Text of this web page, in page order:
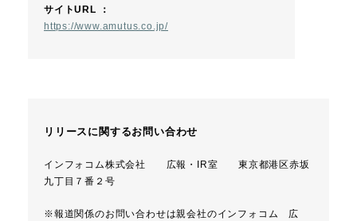
サイトURL ：
https://www.amutus.co.jp/
リリースに関するお問い合わせ
インフォコム株式会社 広報・IR室 東京都港区赤坂
九丁目７番２号
※報道関係のお問い合わせは親会社のインフォコム 広